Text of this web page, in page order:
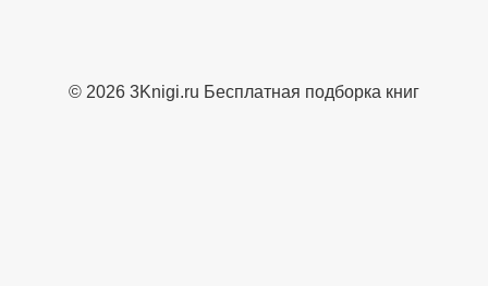
© 2026 3Knigi.ru Бесплатная подборка книг